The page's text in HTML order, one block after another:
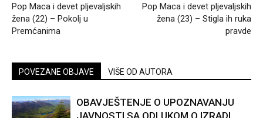
Pop Maca i devet pljevaljskih
žena (22) – Pokolj u
Premćanima
Pop Maca i devet pljevaljskih
žena (23) – Stigla ih ruka
pravde
POVEZANE OBJAVE VIŠE OD AUTORA
OBAVJEŠTENJE O UPOZNAVANJU
JAVNOSTI SA ODLUKOM O IZRADI